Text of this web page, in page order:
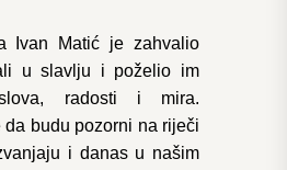
Ivan Matić je zahvalio
u slavlju i poželio im
radosti i mira.
budu pozorni na riječi
i danas u našim